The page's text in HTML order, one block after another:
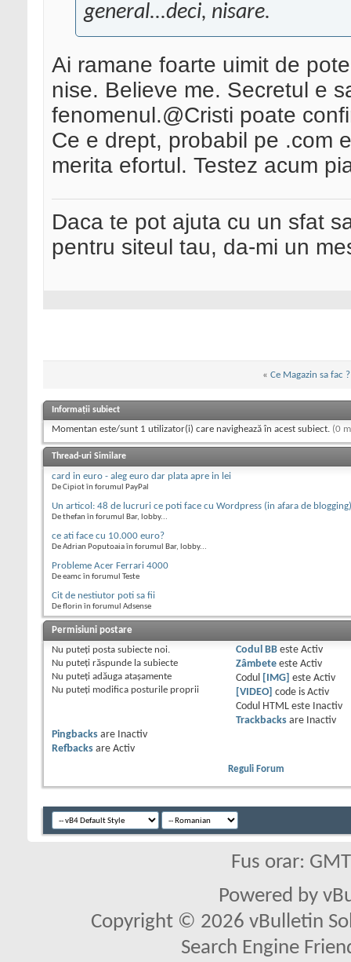
general...deci, nisare.
Ai ramane foarte uimit de
nise. Believe me. Secretul e
fenomenul.@Cristi poate
Ce e drept, probabil pe .com
merita efortul. Testez acum
Daca te pot ajuta cu un sfat
pentru siteul tau, da-mi un
« Ce Magazin sa fac
Informații subiect
Momentan este/sunt 1 utilizator(i) care navighează în acest subiect. (0
Thread-uri Similare
card in euro - aleg euro dar plata apre in lei
De Cipiot în forumul PayPal
Un articol: 48 de lucruri ce poti face cu Wordpress (in afara de blogging)
De thefan în forumul Bar, lobby...
ce ati face cu 10.000 euro?
De Adrian Poputoaia în forumul Bar, lobby...
Probleme Acer Ferrari 4000
De eamc în forumul Teste
Cit de nestiutor poti sa fii
De florin în forumul Adsense
Permisiuni postare
Nu puteţi posta subiecte noi.
Nu puteţi răspunde la subiecte
Nu puteţi adăuga ataşamente
Nu puteţi modifica posturile proprii
Codul BBeste Activ
Zâmbeteeste Activ
Codul
[IMG] este Activ
[VIDEO] code is Activ
Codul HTML este
Inactiv
Trackbacksare
Inactiv
Pingbacks are
Inactiv
Refbacks are Activ
Reguli Forum
Fus orar:
Powered by
Copyright © 2026 vBulletin
Search Engine